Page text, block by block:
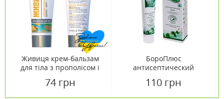
Живиця крем-бальзам
для тіла з прополісом і
74 грн
БороПлюс
антисептический
110 грн